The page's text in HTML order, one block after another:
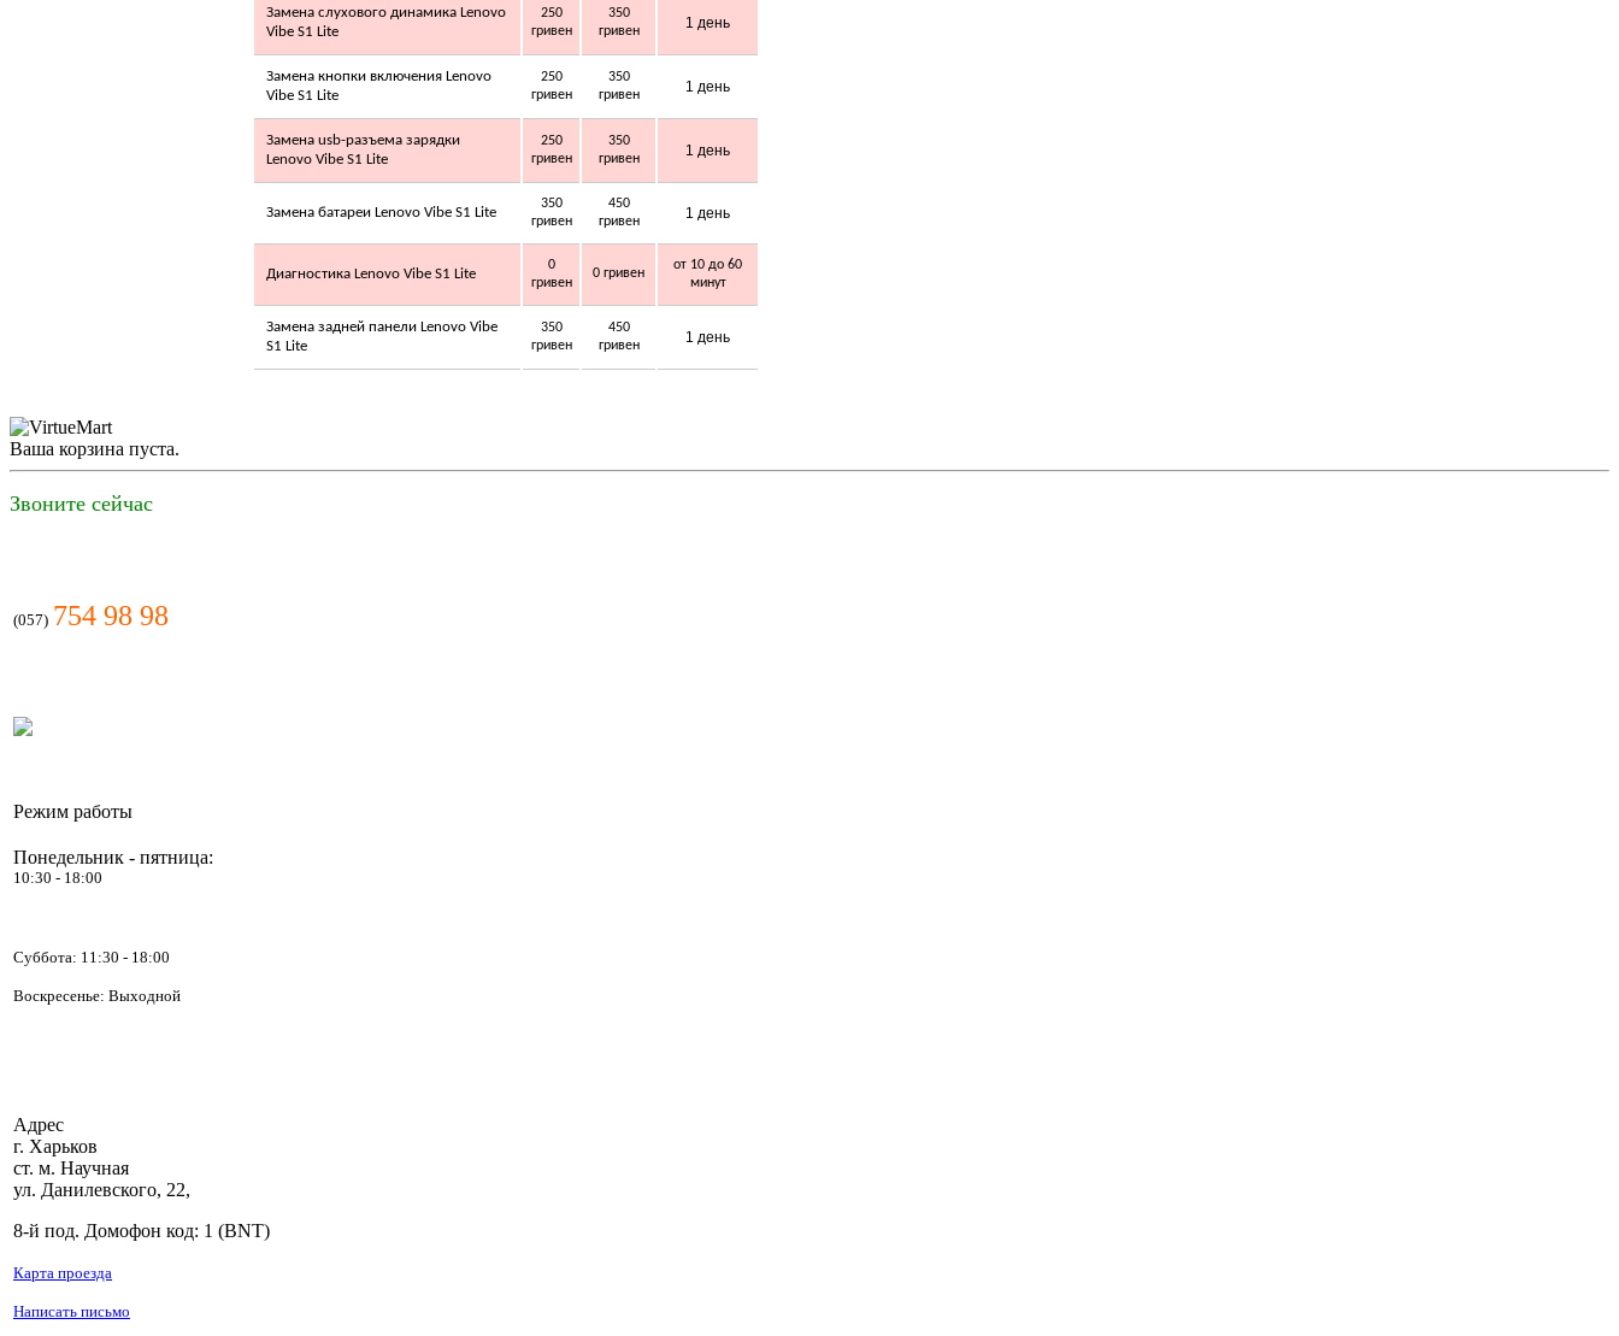
IDEA ISR-07HR
Замена слухового динамика Lenovo
Vibe S1 Lite
250
гривен
350
гривен
1 день
Замена кнопки включения Lenovo
Vibe S1 Lite
250
гривен
350
гривен
1 день
Замена usb-разъема зарядки
Lenovo Vibe S1 Lite
250
гривен
350
гривен
1 день
Замена батареи Lenovo Vibe S1 Lite
350
гривен
450
гривен
1 день
Диагностика Lenovo Vibe S1 Lite
0
гривен
0 гривен
от 10 до 60
минут
Замена задней панели Lenovo Vibe
S1 Lite
350
гривен
450
гривен
1 день
Ваша корзина пуста.
Звоните сейчас
(057) 754 98 98
Режим работы
Понедельник - пятница:
10:30 - 18:00
Суббота: 11:30 - 18:00
Воскресенье: Выходной
Адрес
г. Харьков
ст. м. Научная
ул. Данилевского, 22,
8-й под. Домофон код: 1 (BNT)
Карта проезда
Написать письмо